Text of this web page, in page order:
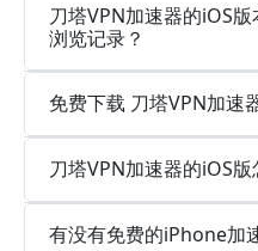
刀塔VPN加速器的iOS
浏览记录？
免费下载 刀塔VPN加速
刀塔VPN加速器的iOS版
有没有免费的iPhone加